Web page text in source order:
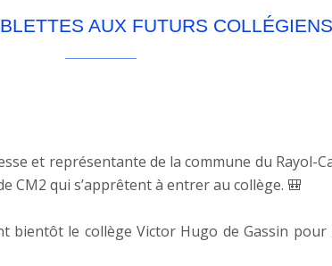
AUX FUTURS COLLÉGIENS
et représentante de la commune du Rayol-
CM2 qui s’apprêtent à entrer au collège. 🎒
le collège Victor Hugo de Gassin